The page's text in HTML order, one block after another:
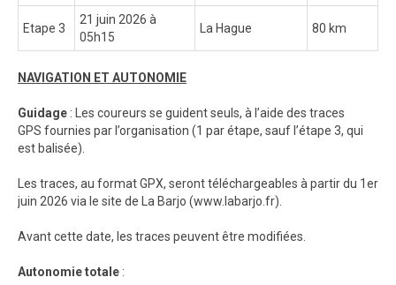
Etape 3
21 juin 2026 à
05h15
La Hague 80 km
NAVIGATION ET AUTONOMIE
Guidage : Les coureurs se guident seuls, à l’aide des traces
GPS fournies par l’organisation (1 par étape, sauf l’étape 3, qui
est balisée).
Les traces, au format GPX, seront téléchargeables à partir du 1er
juin 2026 via le site de La Barjo (www.labarjo.fr).
Avant cette date, les traces peuvent être modifiées.
Autonomie totale :